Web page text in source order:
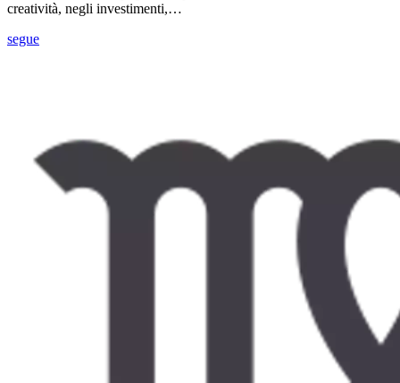
creatività, negli investimenti,…
segue